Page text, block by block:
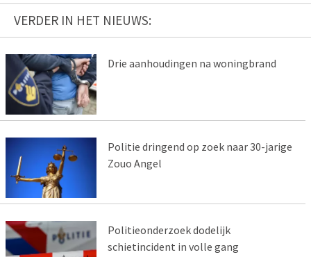
VERDER IN HET NIEUWS:
Drie aanhoudingen na woningbrand
Politie dringend op zoek naar 30-jarige
Zouo Angel
Politieonderzoek dodelijk
schietincident in volle gang